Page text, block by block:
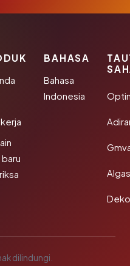
BAHASA
Bahasa
Indonesia
dilindungi.